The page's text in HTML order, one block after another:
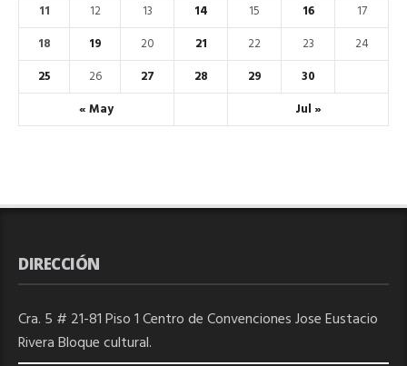
« May Jul »
11
12 13 14 15 16
17
18
19 20 21 22 23
24
25
26 27 28 29 30
DIRECCIÓN
Cra. 5 # 21-81 Piso 1 Centro de Convenciones Jose Eustacio
Rivera Bloque cultural.